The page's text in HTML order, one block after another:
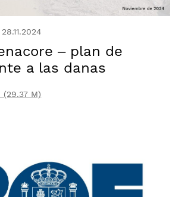
28.11.2024
– plan de
a las danas
(29.37 M)